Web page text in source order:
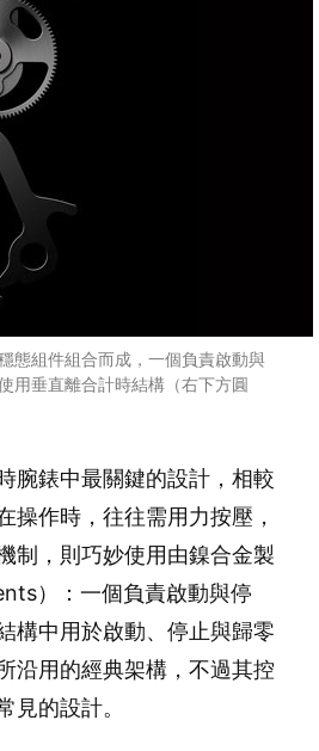
態組件組合而成，一個負責啟動與
用垂直離合計時結構（右下方圓
腕錶中最關鍵的設計，相較
操作時，往往需用力按壓，
制，則巧妙使用由鎳合金製
）：一個負責啟動與停
構中用於啟動、停止與歸零
沿用的經典架構，不過其控
的設計。